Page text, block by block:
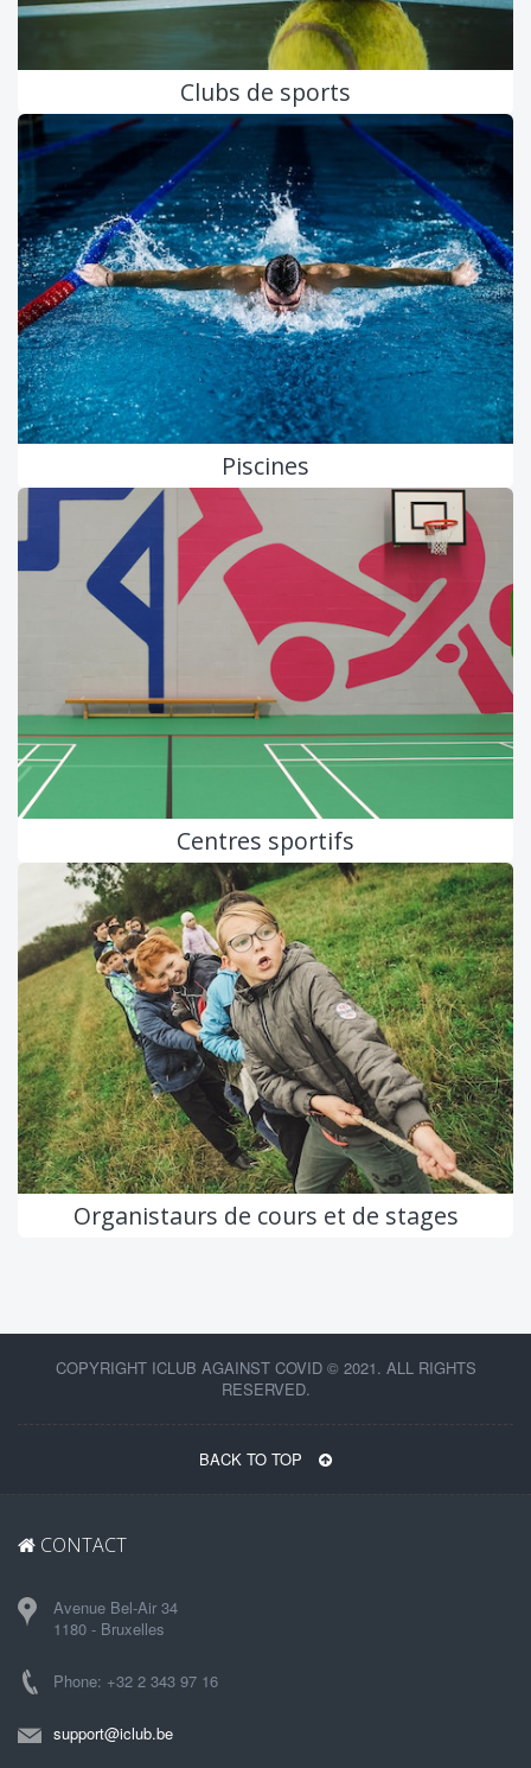
Clubs de sports
Piscines
Centres sportifs
Organistaurs de cours et de stages
COPYRIGHT ICLUB AGAINST COVID © 2021. ALL RIGHTS
RESERVED.
BACK TO TOP
CONTACT
Avenue Bel-Air 34
1180 - Bruxelles
Phone: +32 2 343 97 16
support@iclub.be